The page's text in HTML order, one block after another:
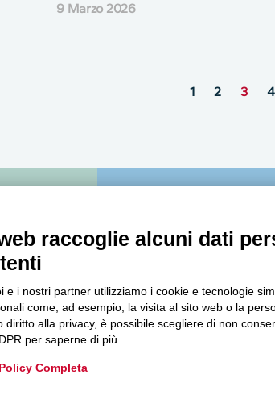
9 Marzo 2026
1 2 3 4
Guarda i nostri video,
raccoglie alcuni dati
e i nostri partner utilizziamo i cookie e tecnologie
come, ad esempio, la visita al sito web o la
diritto alla privacy, è possibile scegliere di non
per saperne di più.
Completa